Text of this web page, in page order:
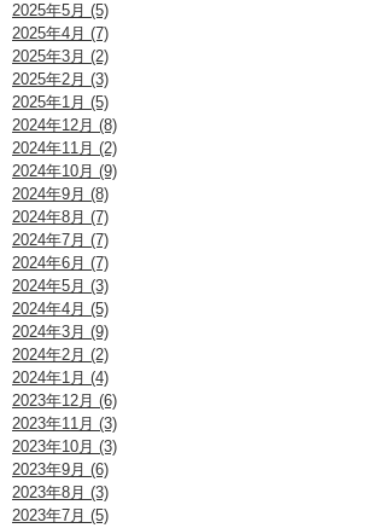
2025年5月 (5)
2025年4月 (7)
2025年3月 (2)
2025年2月 (3)
2025年1月 (5)
2024年12月 (8)
2024年11月 (2)
2024年10月 (9)
2024年9月 (8)
2024年8月 (7)
2024年7月 (7)
2024年6月 (7)
2024年5月 (3)
2024年4月 (5)
2024年3月 (9)
2024年2月 (2)
2024年1月 (4)
2023年12月 (6)
2023年11月 (3)
2023年10月 (3)
2023年9月 (6)
2023年8月 (3)
2023年7月 (5)